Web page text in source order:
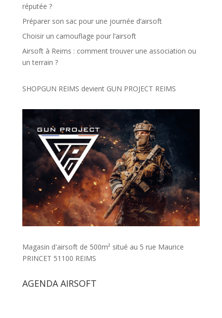
réputée ?
Préparer son sac pour une journée d’airsoft
Choisir un camouflage pour l’airsoft
Airsoft à Reims : comment trouver une association ou
un terrain ?
SHOPGUN REIMS devient GUN PROJECT REIMS
Magasin d'airsoft de 500m² situé au 5 rue Maurice
PRINCET 51100 REIMS
AGENDA AIRSOFT